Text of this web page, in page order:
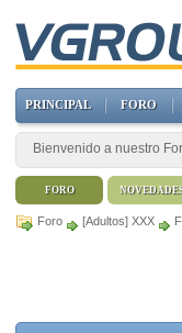
Foro [Adultos] XXX
PRINCIPAL FORO
Bienvenido a nuestro
FORO